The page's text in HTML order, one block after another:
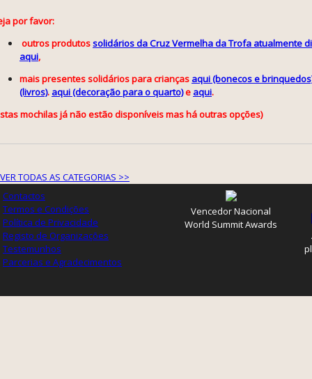
por favor:
outros produtossolidários da Cruz Vermelha da Trofa atualmente
aqui,
mais presentes solidários para crianças aqui (bonecos e
(livros). aqui (decoração para o quarto)e aqui.
mochilas já não estão disponíveis mas há outras opções)
VER TODAS AS CATEGORIAS >>
Contactos
Termos e Condições
Política de Privacidade
Registo de Organizações
Testemunhos
Parcerias e Agradecimentos
Vencedor Nacional
World Summit Awards